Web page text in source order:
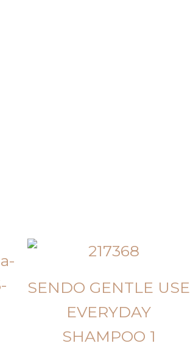
SENDO GENTLE USE
EVERYDAY
SHAMPOO 1